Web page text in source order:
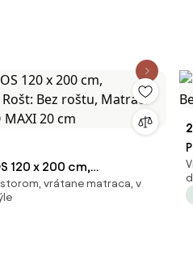
120 x 200 cm,
Bez roštu, Matrac:
MAXI 20 cm
vrátane matraca, v